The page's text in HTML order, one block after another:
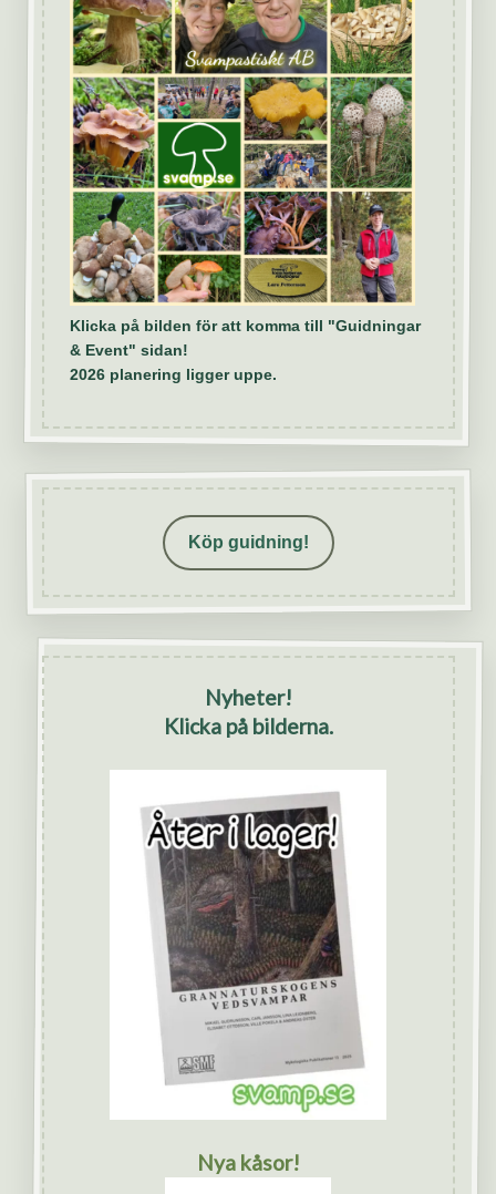
Klicka på bilden för att komma till "Guidningar
& Event" sidan!
2026 planering ligger uppe.
Köp guidning!
Nyheter!
Klicka på bilderna.
Nya kåsor!